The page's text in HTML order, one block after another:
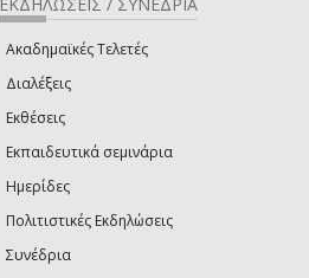
Ακαδημαϊκές Τελετές
Διαλέξεις
Εκθέσεις
Εκπαιδευτικά σεμινάρια
Ημερίδες
Πολιτιστικές Εκδηλώσεις
Συνέδρια